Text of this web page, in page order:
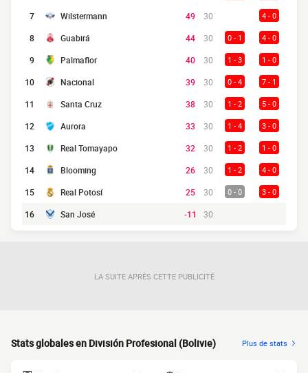
7 Wilstermann 49 30 4 - 0
8 Guabirá 44 30 0 - 1 4 - 0
9 Palmaflor 40 30 1 - 3 1 - 0
10 Nacional 39 30 0 - 4 7 - 1
11 Santa Cruz 38 30 1 - 2 5 - 0
12 Aurora 33 30 1 - 4 3 - 0
13 Real Tomayapo 32 30 1 - 2 1 - 0
14 Blooming 26 30 1 - 2 4 - 0
15 Real Potosí 25 30 0 - 0 3 - 0
16 San José -11 30
LA SUITE APRÈS CETTE PUBLICITÉ
Stats globales en División Profesional (Bolivie) Plus de stats